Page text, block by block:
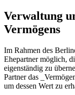
Verwaltung
Vermögens
Im Rahmen des
Ehepartner möglich,
eigenständig zu
Partner das
um dessen Wert zu